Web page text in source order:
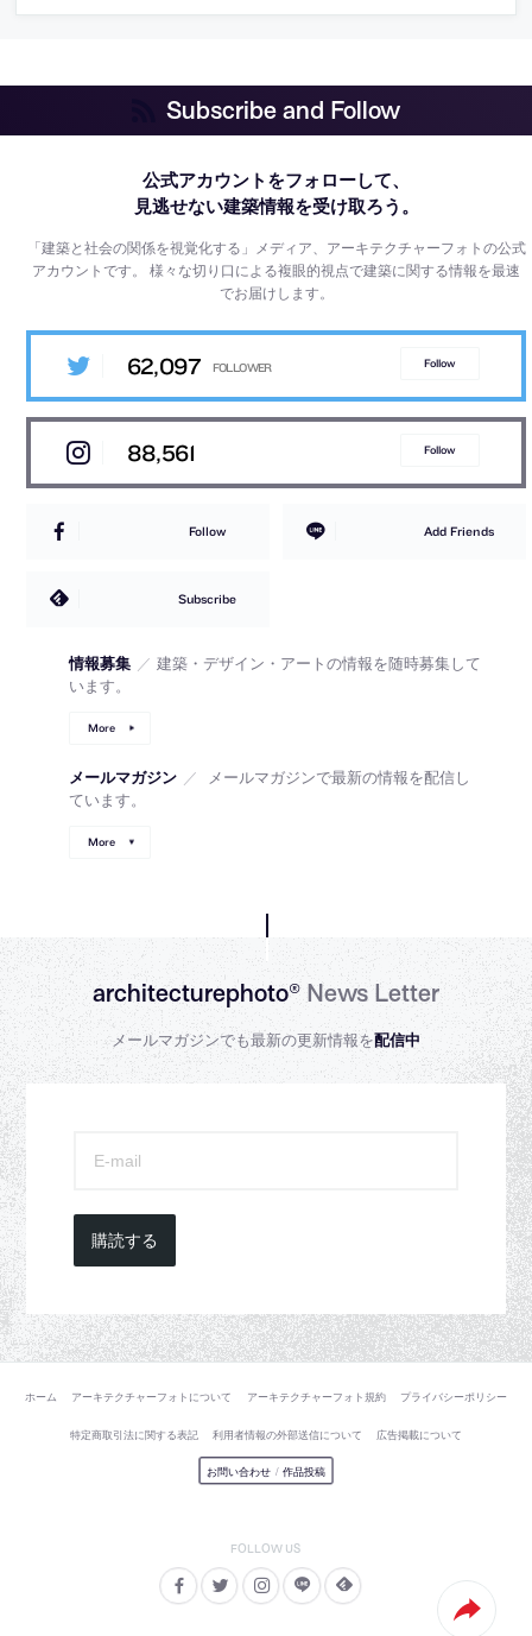
Subscribe and Follow
公式アカウントをフォローして、
見逃せない建築情報を受け取ろう。
「建築と社会の関係を視覚化する」メディア、アーキテクチャーフォトの公式
アカウントです。様々な切り口による複眼的視点で建築に関する情報を最速
でお届けします。
62,097 Follow
88,561 Follow
Follow Add Friends
Subscribe
情報募集 ／ 建築・デザイン・アートの情報を随時募集して
います。
More
メールマガジン ／
メールマガジンで最新の情報を配信し
ています。
More
architecturephoto®News Letter
メールマガジンでも最新の更新情報を配信中
購読する
ホーム アーキテクチャーフォトについて アーキテクチャーフォト規約 プライバシーポリシー
特定商取引法に関する表記 利用者情報の外部送信について 広告掲載について
お問い合わせ / 作品投稿